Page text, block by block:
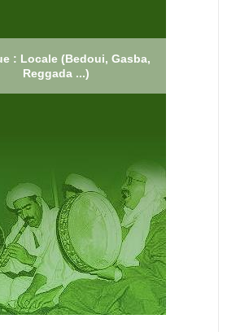
: Locale (Bedoui, Gasba,
Reggada ...)